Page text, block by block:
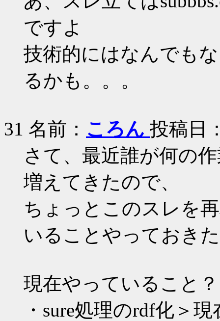
ですよ
技術的にはなんでも
るかも。。。
31 名前： ころん 投稿日
さて、最近誰が何の
増えてきたので、
ちょっとこのスレを
いることやっておき
現在やっていること？
・sure処理のrdf化＞